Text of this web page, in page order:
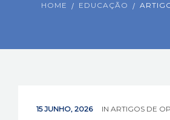
VÍDEOS
HOME EDUCAÇÃO
15 JUNHO, 2026 IN ARTIGOS DE